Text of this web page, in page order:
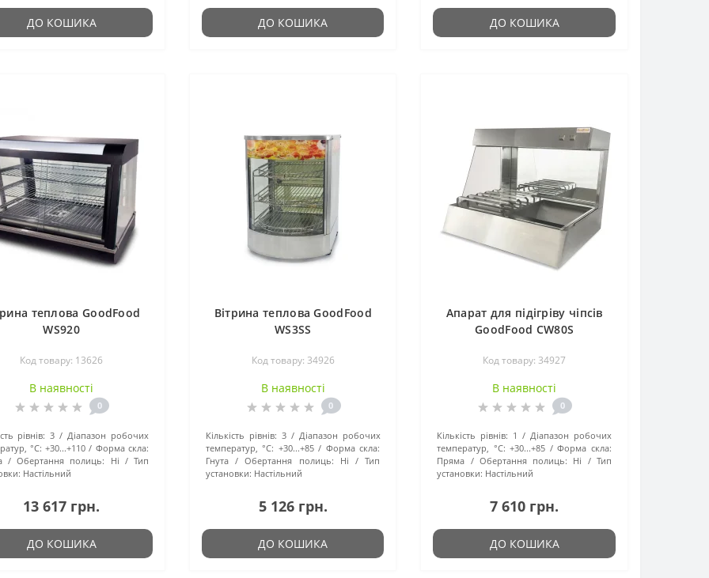
ДО КОШИКА ДО КОШИКА ДО КОШИКА
теплова GoodFood
WS920
Код товару: 13626
В наявності
0
рівнів: 3
Діапазон робочих
°C: +30...+110
Форма скла:
Обертання полиць: Ні
Тип
Настільний
13 617 грн.
ДО КОШИКА
Вітрина теплова GoodFood
WS3SS
Код товару: 34926
В наявності
0
Кількість рівнів: 3
Діапазон робочих
температур, °C: +30...+85
Форма скла:
Гнута
Обертання полиць: Ні
Тип
установки: Настільний
5 126 грн.
ДО КОШИКА
Апарат для підігріву чіпсів
GoodFood CW80S
Код товару: 34927
В наявності
0
Кількість рівнів: 1
Діапазон робочих
температур, °C: +30...+85
Форма скла:
Пряма
Обертання полиць: Ні
Тип
установки: Настільний
7 610 грн.
ДО КОШИКА